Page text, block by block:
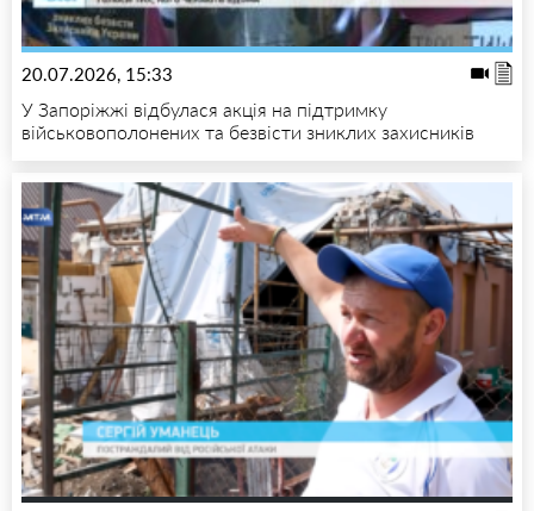
20.07.2026, 15:33
У Запоріжжі відбулася акція на підтримку
військовополонених та безвісти зниклих захисників